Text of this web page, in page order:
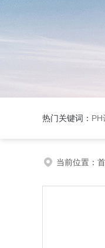
热门关键词： PH
当前位置：